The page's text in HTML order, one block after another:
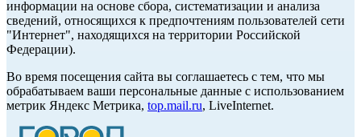
информации на основе сбора, систематизации и анализа
сведений, относящихся к предпочтениям пользователей сети
"Интернет", находящихся на территории Российской
Федерации).
Во время посещения сайта вы соглашаетесь с тем, что мы
обрабатываем ваши персональные данные с использованием
метрик Яндекс Метрика, top.mail.ru, LiveInternet.